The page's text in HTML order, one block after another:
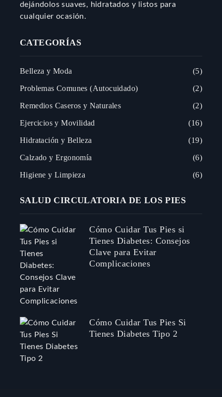
dejándolos suaves, hidratados y listos para
cualquier ocasión.
CATEGORÍAS
Belleza y Moda 5
Problemas Comunes (Autocuidado) 2
Remedios Caseros y Naturales 2
Ejercicios y Movilidad 16
Hidratación y Belleza 19
Calzado y Ergonomía 6
Higiene y Limpieza 6
SALUD CIRCULATORIA DE LOS PIES
Cómo Cuidar Tus Pies si
Tienes Diabetes: Consejos
Clave para Evitar
Complicaciones
Cómo Cuidar Tus Pies Si
Tienes Diabetes Tipo 2